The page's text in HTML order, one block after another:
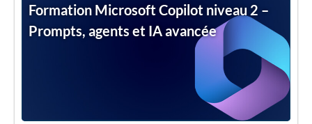
Formation Microsoft Copilot niveau 2 –
Prompts, agents et IA avancée